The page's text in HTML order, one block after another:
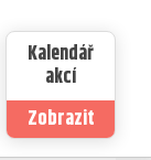
Kalendář
akcí
Zobrazit